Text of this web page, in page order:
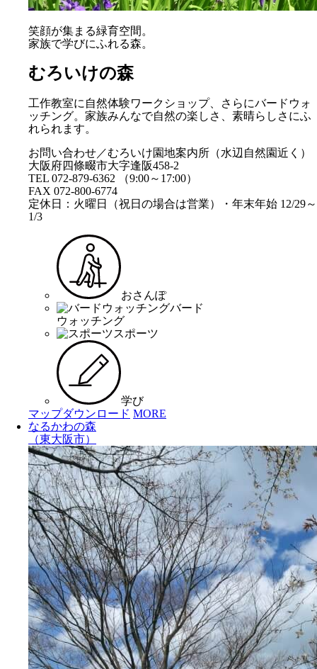
笑顔が集まる緑育空間。
家族で学びにふれる森。
むろいけの森
工作教室に自然体験ワークショップ、さらにバードウォ
ッチング。家族みんなで自然の楽しさ、素晴らしさにふ
れられます。
お問い合わせ／むろいけ園地案内所（水辺自然園近く）
大阪府四條畷市大字逢阪458-2
TEL 072-879-6362 （9:00～17:00）
FAX 072-800-6774
定休日：火曜日（祝日の場合は営業）・年末年始 12/29～
1/3
おさんぽ
バード
ウォッチング
スポーツ
学び
マップダウンロード MORE
なるかわの森
（東大阪市）